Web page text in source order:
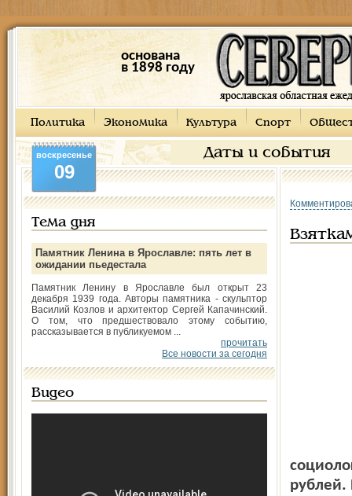
основана
в 1898 году
Политика Экономика Культура Спорт
Даты и события
воскресенье
09
Тема дня
Памятник Ленина в Ярославле: пять лет в
ожидании пьедестала
Памятник Ленину в Ярославле был открыт 23
декабря 1939 года. Авторы памятника - скульптор
Василий Козлов и архитектор Сергей Капачинский.
О том, что предшествовало этому событию,
рассказывается в публикуемом ...
прочитать
Все новости за сегодня
Видео
рублей.